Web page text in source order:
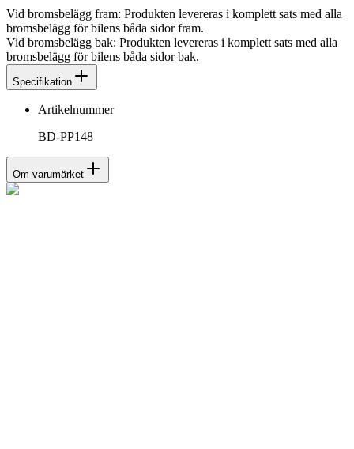
Vid bromsbelägg fram: Produkten levereras i komplett sats med alla
bromsbelägg för bilens båda sidor fram.
Vid bromsbelägg bak: Produkten levereras i komplett sats med alla
bromsbelägg för bilens båda sidor bak.
Specifikation
Artikelnummer
BD-PP148
Om varumärket